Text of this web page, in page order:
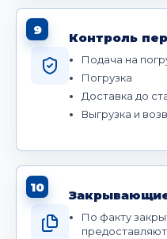
9
Контроль
Подача на
Погрузка
Доставка до
Выгрузка и
10
По факту